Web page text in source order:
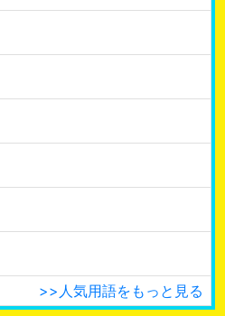
>>人気用語をもっと見る